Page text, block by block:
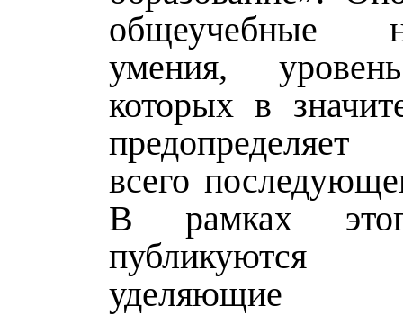
общеучебные
умения,
которых в
предопределяет
всего
В рамках
уделяющие